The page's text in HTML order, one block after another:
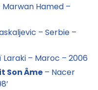
Marwan Hamed –
– Serbie –
Laraki – Maroc – 2006
Son Âme – Nacer